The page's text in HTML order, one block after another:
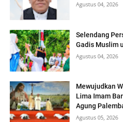
Agustus 04, 2026
Selendang
Gadis Muslim
Agustus 04, 2026
Mewujudkan
Lima Imam
Agung
Agustus 05, 2026